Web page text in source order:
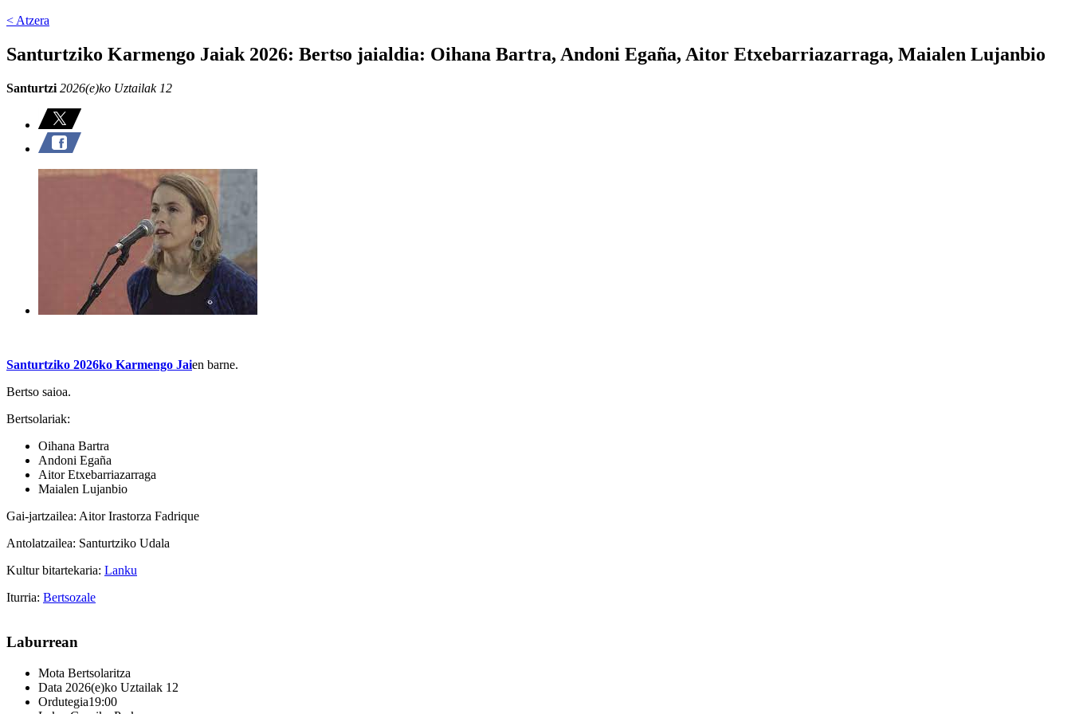
< Atzera
Santurtziko Karmengo Jaiak 2026: Bertso jaialdia: Oihana Bartra, Andoni Egaña, Aitor Etxebarriazarraga, Maialen Lujanbio
Santurtzi 2026(e)ko Uztailak 12
Santurtziko 2026ko Karmengo Jaien barne.
Bertso saioa.
Bertsolariak:
Oihana Bartra
Andoni Egaña
Aitor Etxebarriazarraga
Maialen Lujanbio
Gai-jartzailea: Aitor Irastorza Fadrique
Antolatzailea: Santurtziko Udala
Kultur bitartekaria: Lanku
Iturria: Bertsozale
Laburrean
Mota Bertsolaritza
Data 2026(e)ko Uztailak 12
Ordutegia19:00